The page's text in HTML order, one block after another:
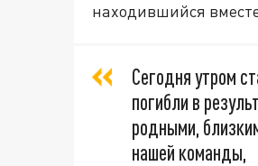
находившийся
Сегодня утром
погибли в
родными,
нашей команды,